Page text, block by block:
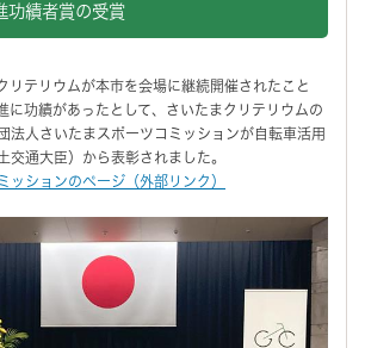
功績者賞の受賞
リテリウムが本市を会場に継続開催されたこと
に功績があったとして、さいたまクリテリウムの
法人さいたまスポーツコミッションが自転車活用
交通大臣）から表彰されました。
ッションのページ（外部リンク）